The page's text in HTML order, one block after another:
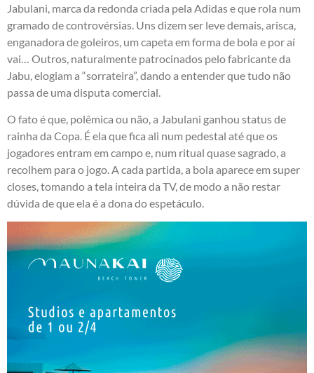
Jabulani, marca da redonda criada pela Adidas e que rola num
gramado de controvérsias. Uns dizem ser leve demais, arisca,
enganadora de goleiros, um capeta em forma de bola e por aí
vai… Outros, naturalmente patrocinados pelo fabricante da
Jabu, elogiam a “sorrateira”, dando a entender que tudo não
passa de uma disputa comercial.
O fato é que, polêmica ou não, a Jabulani ganhou status de
rainha da Copa. É ela que fica ali num pedestal até que os
jogadores entram em campo e, num ritual quase sagrado, a
recolhem para o jogo. A cada partida, a bola aparece em super
closes, tomando a tela inteira da TV, de modo a não restar
dúvida de que ela é a dona do espetáculo.